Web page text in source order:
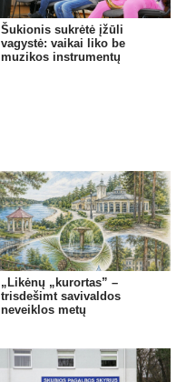
Šukionis sukrėtė įžūli
vagystė: vaikai liko be
muzikos instrumentų
„Likėnų „kurortas” –
trisdešimt savivaldos
neveiklos metų